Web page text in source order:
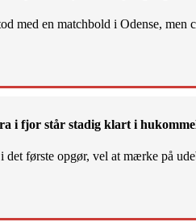
med en matchbold i Odense,
i fjor står stadig klart i
det første opgør, vel at mærke på